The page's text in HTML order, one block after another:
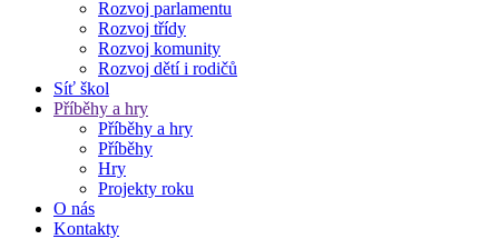
Rozvoj parlamentu
Rozvoj třídy
Rozvoj komunity
Rozvoj dětí i rodičů
Síť škol
Příběhy a hry
Příběhy a hry
Příběhy
Hry
Projekty roku
O nás
Kontakty